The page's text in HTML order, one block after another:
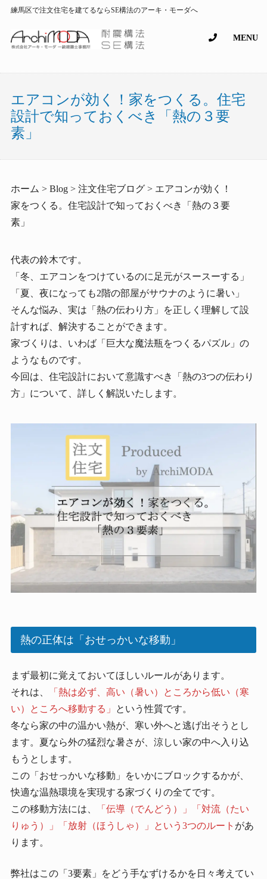
練馬区で注文住宅を建てるならSE構法のアーキ・モーダへ
MENU
エアコンが効く！家をつくる。住宅
設計で知っておくべき「熱の３要
素」
ホーム > Blog > 注文住宅ブログ > エアコンが効く！
家をつくる。住宅設計で知っておくべき「熱の３要
素」
代表の鈴木です。
「冬、エアコンをつけているのに足元がスースーする」
「夏、夜になっても2階の部屋がサウナのように暑い」
そんな悩み、実は「熱の伝わり方」を正しく理解して設
計すれば、解決することができます。
家づくりは、いわば「巨大な魔法瓶をつくるパズル」の
ようなものです。
今回は、住宅設計において意識すべき「熱の3つの伝わり
方」について、詳しく解説いたします。
熱の正体は「おせっかいな移動」
まず最初に覚えておいてほしいルールがあります。
それは、
「熱は必ず、高い（暑い）ところから低い（寒
い）ところへ移動する」
という性質です。
冬なら家の中の温かい熱が、寒い外へと逃げ出そうとし
ます。夏なら外の猛烈な暑さが、涼しい家の中へ入り込
もうとします。
この「おせっかいな移動」をいかにブロックするかが、
快適な温熱環境を実現する家づくりの全てです。
この移動方法には、
「伝導（でんどう）」「対流（たい
りゅう）」「放射（ほうしゃ）」という3つのルート があ
ります。
弊社はこの「3要素」をどう手なずけるかを日々考えてい